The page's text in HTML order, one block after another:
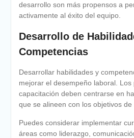
desarrollo son más propensos a
activamente al éxito del equipo.
Desarrollo de
Competencias
Desarrollar habilidades y
mejorar el desempeño laboral. Los
capacitación deben centrarse en
que se alineen con los objetivos de
Puedes considerar implementar
áreas como liderazgo,